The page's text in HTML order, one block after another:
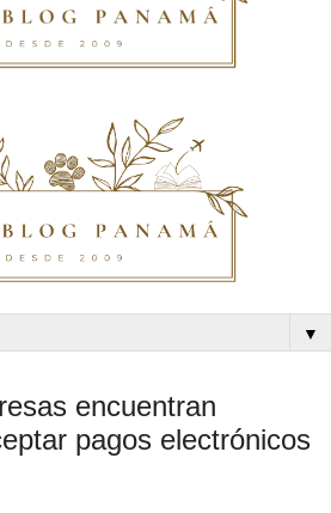
▼
encuentran
pagos electrónicos